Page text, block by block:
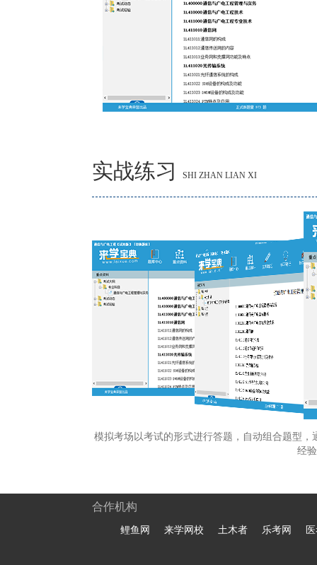
实战练习 SHI ZHAN LIAN XI
模拟考场以考试的形式进行答题，自动组合题型
经
合作机构
鲤鱼网 来学网校 土木者 乐考网